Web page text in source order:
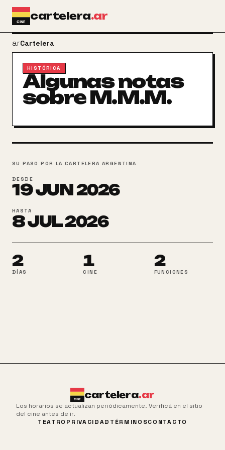
Ir al contenido principal
cartelera.ar
arrow_back
Cartelera
HISTÓRICA
Algunas notas
sobre M.M.M.
SU PASO POR LA CARTELERA ARGENTINA
DESDE
19JUN2026
HASTA
8JUL2026
2
DÍAS
1
CINE
2
FUNCIONES
cartelera.ar
Los horarios se actualizan periódicamente. Verificá en el sitio
del cine antes de ir.
TEATRO PRIVACIDAD TÉRMINOSCONTACTO